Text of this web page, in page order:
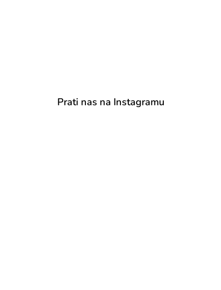
Prati nas na Instagramu